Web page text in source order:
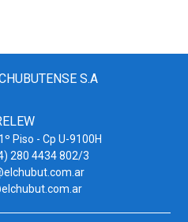
S.A
Piso - Cp U-9100H
280 4434 802/3